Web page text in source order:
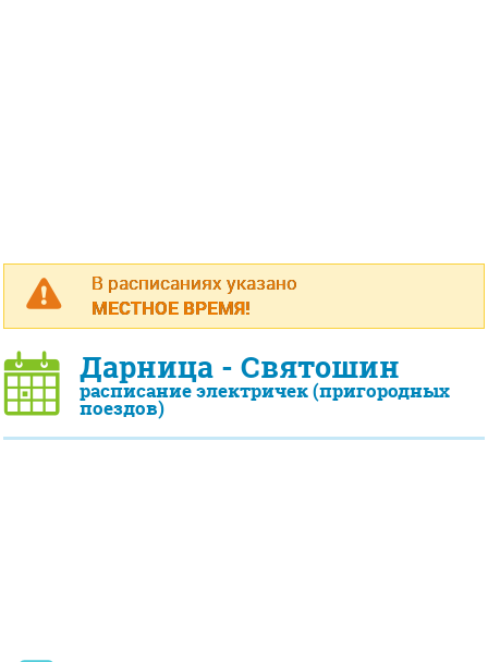
В расписаниях указано
МЕСТНОЕ ВРЕМЯ!
Дарница - Святошин
расписание электричек (пригородных
поездов)